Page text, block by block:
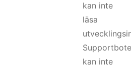
kan inte
läsa
kan inte